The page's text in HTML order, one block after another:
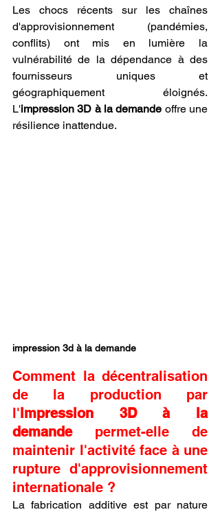
Les chocs récents sur les chaînes
d'approvisionnement (pandémies,
conflits) ont mis en lumière la
vulnérabilité de la dépendance à des
fournisseurs uniques et
géographiquement éloignés.
L'impression 3D à la demande offre une
résilience inattendue.
impression 3d à la demande
Comment la décentralisation
de la production par
l'impression 3D à la
demande permet-elle de
maintenir l'activité face à une
rupture d'approvisionnement
internationale ?
La fabrication additive est par nature